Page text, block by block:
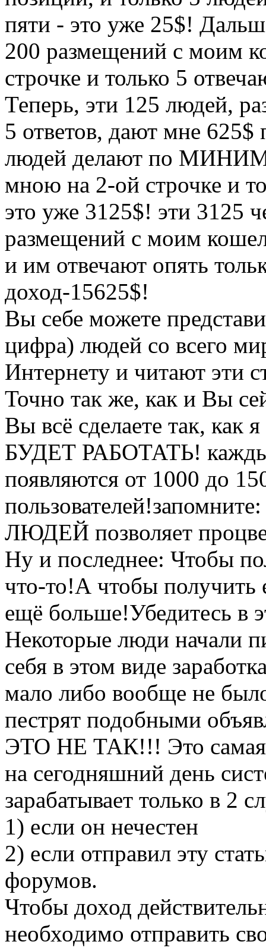
пяти - это уже 25$!
200 размещений с моим
строчке и только 5
Теперь, эти 125 людей,
5 ответов, дают мне
людей делают по
мною на 2-ой строчке и
это уже 3125$! эти 3125
размещений с моим
и им отвечают опять
доход-15625$!
Вы себе можете
цифра) людей со всего
Интернету и читают эти
Точно так же, как и Вы
Вы всё сделаете так,
БУДЕТ РАБОТАТЬ!
появляются от 1000 до
ЛЮДЕЙ позволяет
Ну и последнее: Чтобы
что-то!А чтобы получить
ещё больше!Убедитесь в
Некоторые люди начали
себя в этом виде
мало либо вообще не
пестрят подобными
ЭТО НЕ ТАК!!! Это самая
на сегодняшний день
зарабатывает только в 2
1) если он нечестен
2) если отправил эту
форумов.
Чтобы доход
необходимо отправить